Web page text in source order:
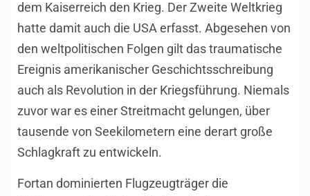
dem Kaiserreich den Krieg. Der Zweite Weltkrieg
hatte damit auch die USA erfasst. Abgesehen von
den weltpolitischen Folgen gilt das traumatische
Ereignis amerikanischer Geschichtsschreibung
auch als Revolution in der Kriegsführung. Niemals
zuvor war es einer Streitmacht gelungen, über
tausende von Seekilometern eine derart große
Schlagkraft zu entwickeln.
Fortan dominierten Flugzeugträger die